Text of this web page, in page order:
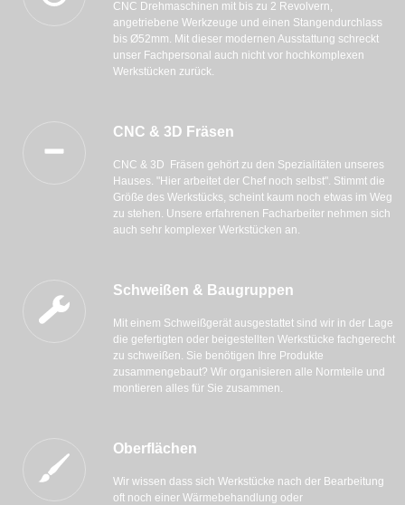
CNC Drehmaschinen mit bis zu 2 Revolvern,
angetriebene Werkzeuge und einen Stangendurchlass
bis Ø52mm. Mit dieser modernen Ausstattung schreckt
unser Fachpersonal auch nicht vor hochkomplexen
Werkstücken zurück.
CNC & 3D Fräsen
CNC & 3D Fräsen gehört zu den Spezialitäten unseres
Hauses. "Hier arbeitet der Chef noch selbst". Stimmt die
Größe des Werkstücks, scheint kaum noch etwas im Weg
zu stehen. Unsere erfahrenen Facharbeiter nehmen sich
auch sehr komplexer Werkstücken an.
Schweißen & Baugruppen
Mit einem Schweißgerät ausgestattet sind wir in der Lage
die gefertigten oder beigestellten Werkstücke fachgerecht
zu schweißen. Sie benötigen Ihre Produkte
zusammengebaut? Wir organisieren alle Normteile und
montieren alles für Sie zusammen.
Oberflächen
Wir wissen dass sich Werkstücke nach der Bearbeitung
oft noch einer Wärmebehandlung oder